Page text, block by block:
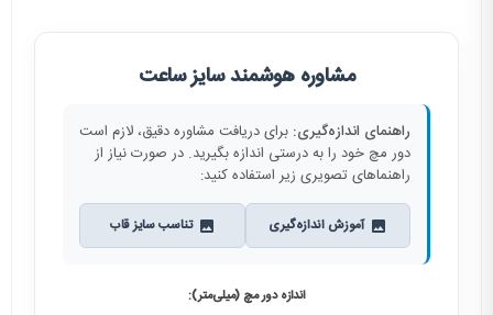
مشاوره هوشمند سایز ساعت
راهنمای اندازه‌گیری: برای دریافت مشاوره دقیق، لازم است
دور مچ خود را به درستی اندازه بگیرید. در صورت نیاز از
راهنماهای تصویری زیر استفاده کنید:
آموزش اندازه‌گیری تناسب سایز قاب
اندازه دور مچ (میلی‌متر):